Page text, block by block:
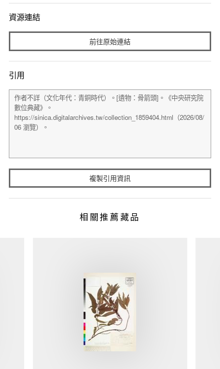
資源連結
前往原始連結
引用
複製引用資訊
相關推薦藏品